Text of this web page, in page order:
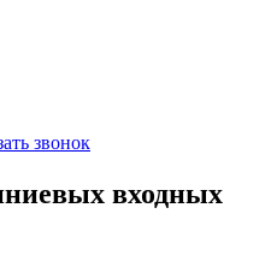
звонок
входных